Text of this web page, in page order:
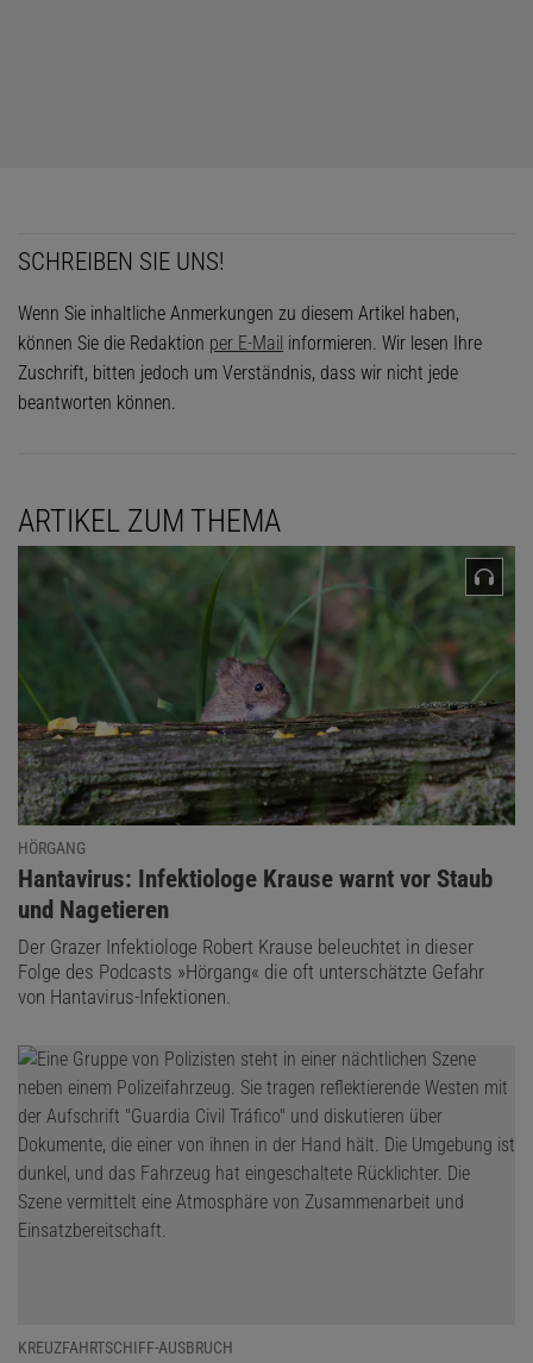
SCHREIBEN SIE UNS!
Wenn Sie inhaltliche Anmerkungen zu diesem Artikel haben,
können Sie die Redaktion per E-Mail informieren. Wir lesen Ihre
Zuschrift, bitten jedoch um Verständnis, dass wir nicht jede
beantworten können.
ARTIKEL ZUM THEMA
HÖRGANG
:
Hantavirus: Infektiologe Krause warnt vor Staub
und Nagetieren
Der Grazer Infektiologe Robert Krause beleuchtet in dieser
Folge des Podcasts »Hörgang« die oft unterschätzte Gefahr
von Hantavirus-Infektionen.
KREUZFAHRTSCHIFF-AUSBRUCH